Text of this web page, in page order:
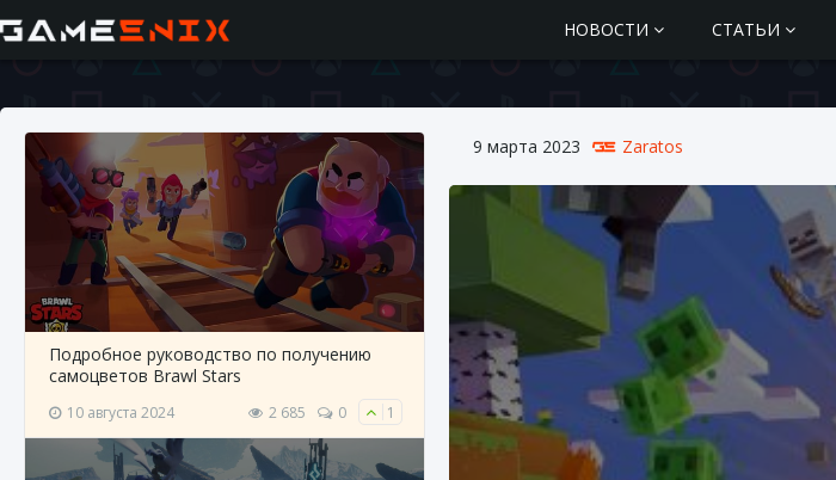
НОВОСТИ СТАТЬИ
Подробное руководство по получению
самоцветов Brawl Stars
10 августа 2024 2 685 0 1
9 марта 2023 Zaratos